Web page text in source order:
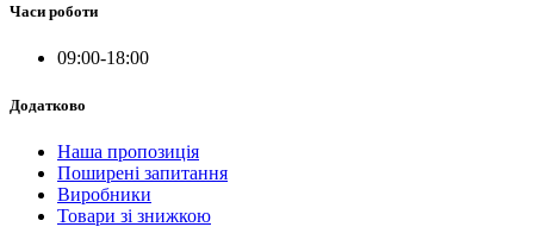
Часи роботи
09:00-18:00
Додатково
Наша пропозиція
Поширені запитання
Виробники
Товари зі знижкою